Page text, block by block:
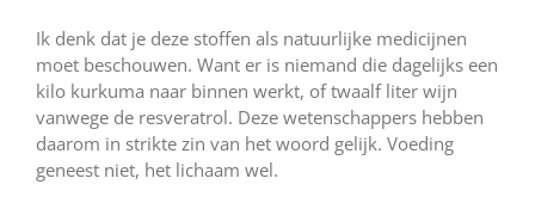
Ik denk dat je deze stoffen als natuurlijke medicijnen
moet beschouwen. Want er is niemand die dagelijks een
kilo kurkuma naar binnen werkt, of twaalf liter wijn
vanwege de resveratrol. Deze wetenschappers hebben
daarom in strikte zin van het woord gelijk. Voeding
geneest niet, het lichaam wel.